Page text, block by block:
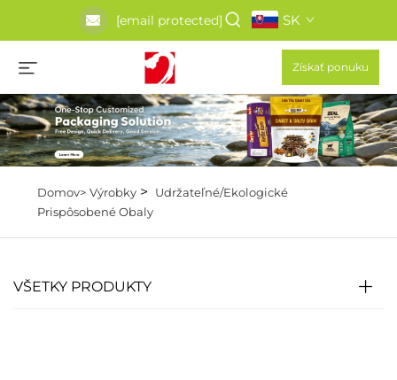
[email protected] SK
Získať ponuku
Domov> Výrobky>
Udržateľné/Ekologické
Prispôsobené Obaly
VŠETKY PRODUKTY